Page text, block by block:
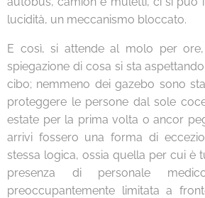
lucidità, un meccanismo bloccato.
E così, si attende al molo per
spiegazione di cosa si sta
cibo; nemmeno dei gazebo sono
proteggere le persone dal sole
estate per la prima volta o ancor
arrivi fossero una forma di
stessa logica, ossia quella per cui è
presenza di personale
preoccupantemente limitata a